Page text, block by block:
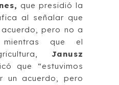
que presidió la
al señalar que
acuerdo, pero no a
mientras que el
Janusz
que “estuvimos
un acuerdo, pero